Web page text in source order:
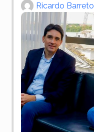
Ricardo Barreto